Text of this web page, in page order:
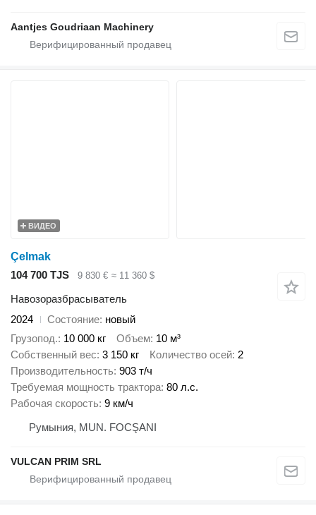
Aantjes Goudriaan Machinery
ВИДЕО
Çelmak
104 700 TJS
9 830 € ≈ 11 360 $
Навозоразбрасыватель
2024
Состояние новый
Грузопод. 10 000 кг Объем 10 м³
Собственный вес 3 150 кг Количество осей 2
Производительность 903 т/ч
Требуемая мощность трактора 80 л.с.
Рабочая скорость 9 км/ч
Румыния, MUN. FOCŞANI
VULCAN PRIM SRL